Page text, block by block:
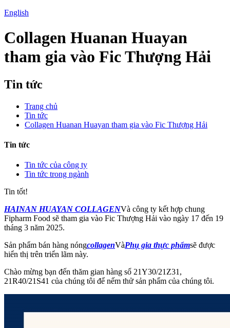
English
Collagen Huanan Huayan
tham gia vào Fic Thượng Hải
Tin tức
Trang chủ
Tin tức
Collagen Huanan Huayan tham gia vào Fic Thượng Hải
Tin tức
Tin tức của công ty
Tin tức trong ngành
Tin tốt!
HAINAN HUAYAN COLLAGENVà công ty kết hợp chung
Fipharm Food sẽ tham gia vào Fic Thượng Hải vào ngày 17 đến 19
tháng 3 năm 2025.
Sản phẩm bán hàng nóngcollagenVàPhụ gia thực phẩmsẽ được
hiển thị trên triển lãm này.
Chào mừng bạn đến thăm gian hàng số 21Y30/21Z31,
21R40/21S41 của chúng tôi để nếm thử sản phẩm của chúng tôi.